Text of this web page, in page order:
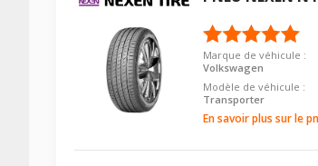
Marque de véhicule :
Volkswagen
Modèle de véhicule :
Transporter
En savoir plus sur le